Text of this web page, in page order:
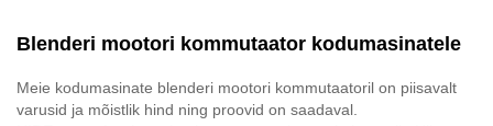
Blenderi mootori kommutaator kodumasinatele
Meie kodumasinate blenderi mootori kommutaatoril on piisavalt
varusid ja mõistlik hind ning proovid on saadaval.